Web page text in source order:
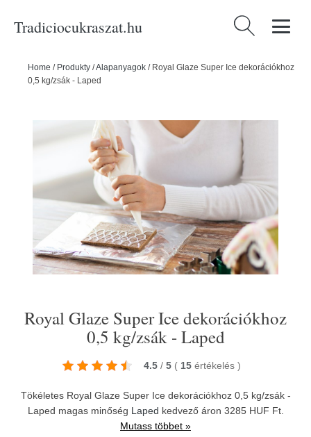
Tradiciocukraszat.hu Keresés:
Home / Produkty /Alapanyagok / Royal Glaze Super Ice dekorációkhoz
0,5 kg/zsák - Laped
Royal Glaze Super Ice dekorációkhoz
0,5 kg/zsák - Laped
4.5 / 5 ( 15 értékelés )
Tökéletes Royal Glaze Super Ice dekorációkhoz 0,5 kg/zsák -
Laped magas minőség Laped kedvező áron 3285 HUF Ft.
Mutass többet »